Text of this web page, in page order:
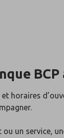
BCP
horaires
un service,